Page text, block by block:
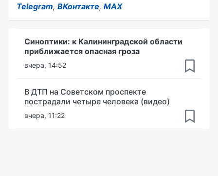
Telegram, ВКонтакте, MAX
Синоптики: к Калининградской области
приближается опасная гроза
вчера, 14:52
В ДТП на Советском проспекте
пострадали четыре человека (видео)
вчера, 11:22